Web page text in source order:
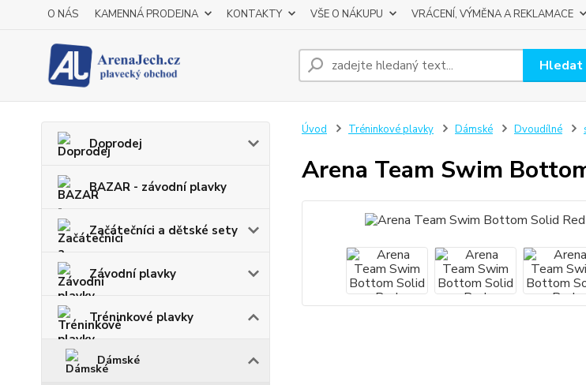
O NÁS KAMENNÁ PRODEJNA KONTAKTY VŠE O NÁKUPU VRÁCENÍ, VÝMĚNA A REKLAMACE
Hledat
Doprodej
BAZAR - závodní plavky
Začátečníci a dětské sety
Závodní plavky
Tréninkové plavky
Dámské
Úvod Tréninkové plavky Dámské Dvoudílné
Arena Team Swim